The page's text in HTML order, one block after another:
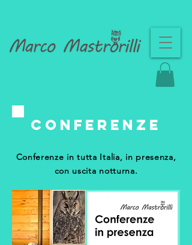
conferenze
Conferenze in tutta Italia, in presenza,
con uscita notturna.